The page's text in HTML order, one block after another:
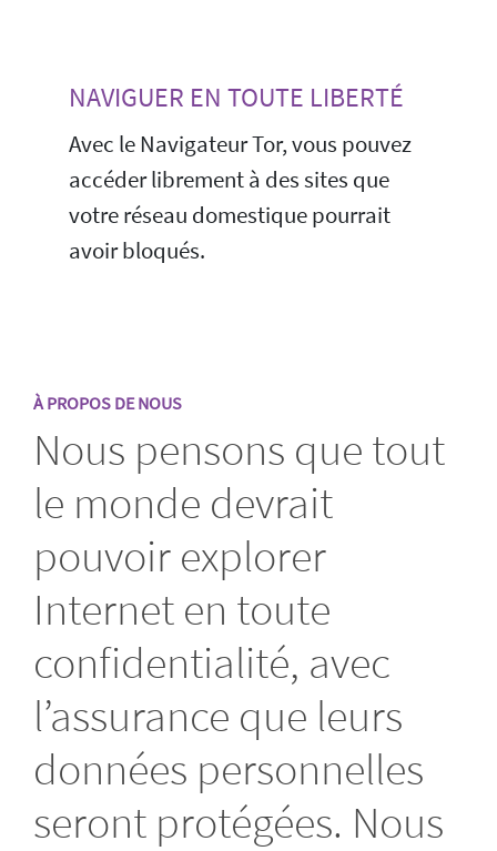
NAVIGUER EN TOUTE LIBERTÉ
Avec le Navigateur Tor, vous pouvez
accéder librement à des sites que
votre réseau domestique pourrait
avoir bloqués.
À PROPOS DE NOUS
Nous pensons que tout
le monde devrait
pouvoir explorer
Internet en toute
confidentialité, avec
l’assurance que leurs
données personnelles
seront protégées. Nous